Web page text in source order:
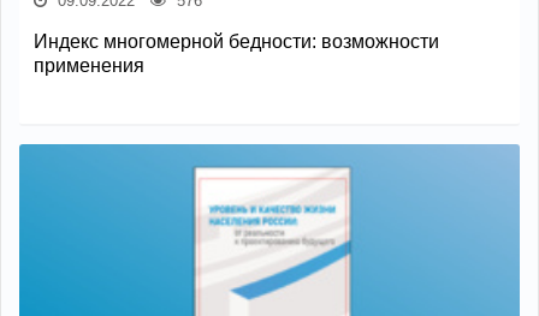
Индекс многомерной бедности: возможности
применения